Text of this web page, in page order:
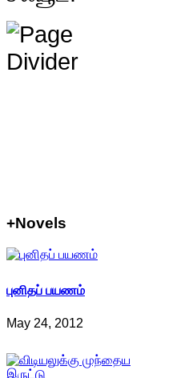
+Novels
புனிதப் பயணம்
May 24, 2012